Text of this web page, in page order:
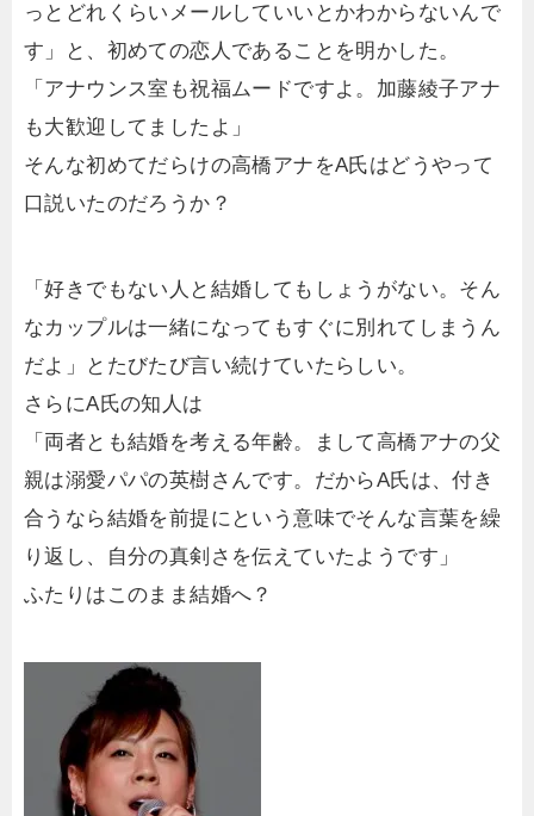
っとどれくらいメールしていいとかわからないんで
す」と、初めての恋人であることを明かした。
「アナウンス室も祝福ムードですよ。加藤綾子アナ
も大歓迎してましたよ」
そんな初めてだらけの高橋アナをA氏はどうやって
口説いたのだろうか？
「好きでもない人と結婚してもしょうがない。そん
なカップルは一緒になってもすぐに別れてしまうん
だよ」とたびたび言い続けていたらしい。
さらにA氏の知人は
「両者とも結婚を考える年齢。まして高橋アナの父
親は溺愛パパの英樹さんです。だからA氏は、付き
合うなら結婚を前提にという意味でそんな言葉を繰
り返し、自分の真剣さを伝えていたようです」
ふたりはこのまま結婚へ？